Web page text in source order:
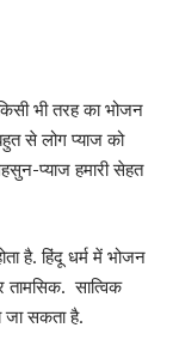
भी तरह का भोजन
से लोग प्याज को
प्याज हमारी सेहत
है. हिंदू धर्म में भोजन
तामसिक. सात्विक
जा सकता है.